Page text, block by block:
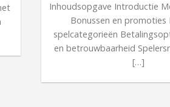
Inhoudsopgave Introductie
Bonussen en promoties
spelcategorieën
en betrouwbaarheid
[…]